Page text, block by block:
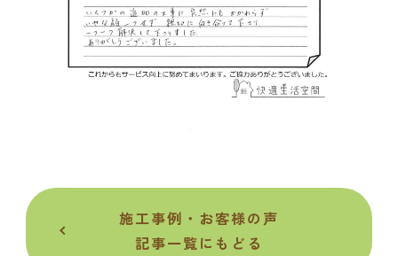
施工事例・お客様の声
記事一覧にもどる